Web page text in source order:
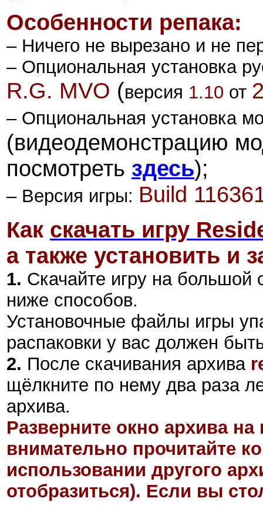
Особенности репака:
– Ничего не вырезано и не
–Опциональная установка
R.G. MVO (версия 1.10 от
–Опциональная установка
(видеодемонстрацию
посмотреть здесь);
–Версия игры: Build
Как скачать игру
а также установить и
1. Скачайте игру на большой
ниже способов.
Установочные файлы игры
распаковки у вас должен
2. После скачивания архива
щёлкните по нему два раза
архива.
Разверните окно архива на
внимательно прочитайте
использовании другого
отобразиться). Если вы